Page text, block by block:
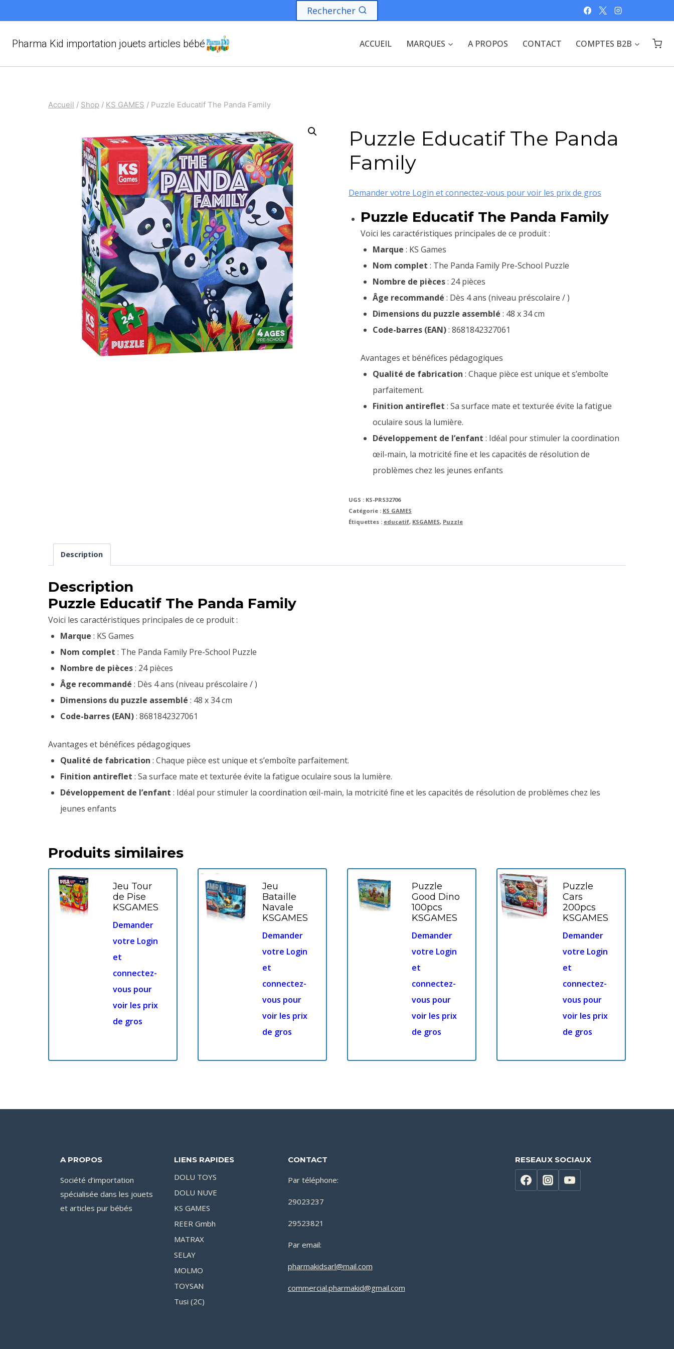
au
contenu
Rechercher
Pharma Kid importation jouets articles bébé ACCUEIL MARQUES A PROPOS CONTACT COMPTES B2B
Accueil / Shop / KS GAMES / Puzzle Educatif The Panda Family
Puzzle Educatif The Panda
Family
Demander votre Login et connectez-vous pour voir les prix de gros
Puzzle Educatif The Panda Family
Voici les caractéristiques principales de ce produit :
Marque : KS Games
Nom complet : The Panda Family Pre-School Puzzle
Nombre de pièces: 24 pièces
Âge recommandé : Dès 4 ans (niveau préscolaire / )
Dimensions du puzzle assemblé : 48 x 34 cm
Code-barres (EAN): 8681842327061
Avantages et bénéfices pédagogiques
Qualité de fabrication : Chaque pièce est unique et s’emboîte
parfaitement.
Finition antireflet : Sa surface mate et texturée évite la fatigue
oculaire sous la lumière.
Développement de l’enfant : Idéal pour stimuler la coordination
œil-main, la motricité fine et les capacités de résolution de
problèmes chez les jeunes enfants
UGS : KS-PRS32706
Catégorie : KS GAMES
Étiquettes : educatif, KSGAMES, Puzzle
Description
Description
Puzzle Educatif The Panda Family
Voici les caractéristiques principales de ce produit :
Marque : KS Games
Nom complet : The Panda Family Pre-School Puzzle
Nombre de pièces: 24 pièces
Âge recommandé : Dès 4 ans (niveau préscolaire / )
Dimensions du puzzle assemblé : 48 x 34 cm
Code-barres (EAN): 8681842327061
Avantages et bénéfices pédagogiques
Qualité de fabrication : Chaque pièce est unique et s’emboîte parfaitement.
Finition antireflet : Sa surface mate et texturée évite la fatigue oculaire sous la lumière.
Développement de l’enfant : Idéal pour stimuler la coordination œil-main, la motricité fine et les capacités de résolution de problèmes chez les
jeunes enfants
Produits similaires
Jeu Tour
de Pise
KSGAMES
Demander
votre Login
et
connectez-
vous pour
voir les prix
de gros
Jeu
Bataille
Navale
KSGAMES
Demander
votre Login
et
connectez-
vous pour
voir les prix
de gros
Puzzle
Good Dino
100pcs
KSGAMES
Demander
votre Login
et
connectez-
vous pour
voir les prix
de gros
Puzzle
Cars
200pcs
KSGAMES
Demander
votre Login
et
connectez-
vous pour
voir les prix
de gros
A PROPOS
Société d’importation
spécialisée dans les jouets
et articles pur bébés
LIENS RAPIDES
DOLU TOYS
DOLU NUVE
KS GAMES
REER Gmbh
MATRAX
SELAY
MOLMO
TOYSAN
Tusi (2C)
CONTACT
Par téléphone:
29023237
29523821
Par email:
pharmakidsarl@mail.com
commercial.pharmakid@gmail.com
RESEAUX SOCIAUX